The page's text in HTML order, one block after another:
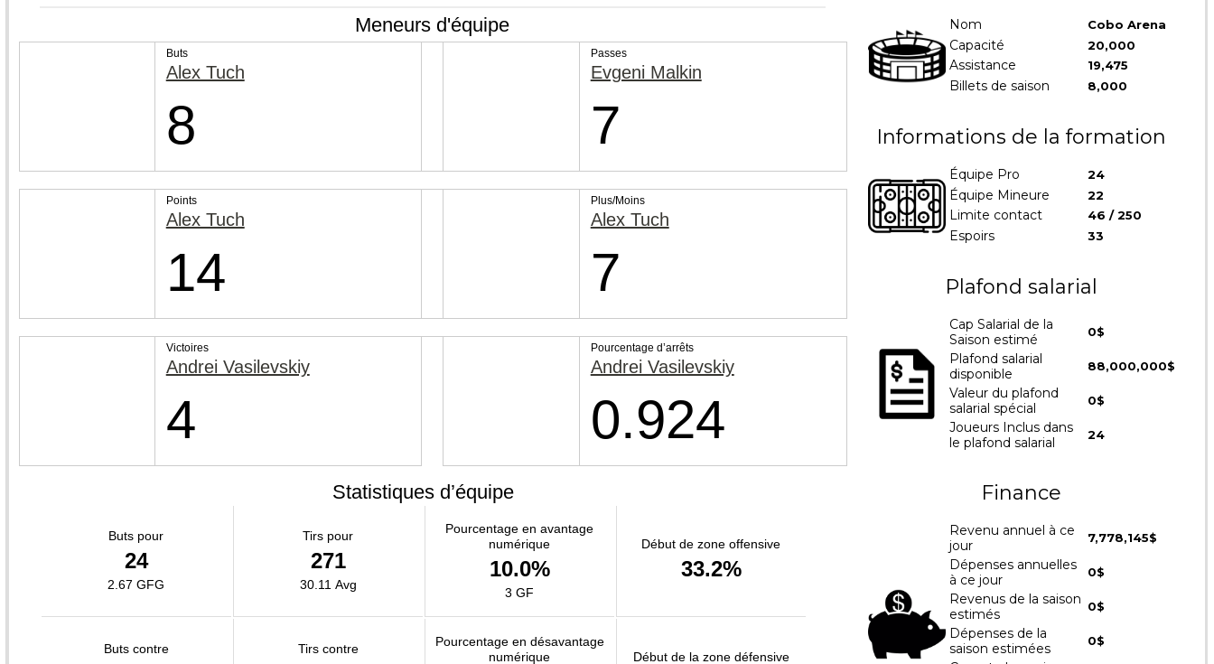
Meneurs d'équipe
Buts
Alex Tuch
8
Passes
Evgeni Malkin
7
Points
Alex Tuch
14
Plus/Moins
Alex Tuch
7
Victoires
Andrei Vasilevskiy
4
Pourcentage d’arrêts
Andrei Vasilevskiy
0.924
Statistiques d’équipe
Buts pour
24
2.67 GFG
Tirs pour
271
30.11 Avg
Pourcentage en avantage
numérique
10.0%
3 GF
Début de zone offensive
33.2%
Buts contre Tirs contre
Pourcentage en désavantage
numérique
Début de la zone défensive
Nom Cobo Arena
Capacité 20,000
Assistance 19,475
Billets de saison 8,000
Informations de la formation
Équipe Pro 24
Équipe Mineure 22
Limite contact 46 / 250
Espoirs 33
Plafond salarial
Cap Salarial de la
Saison estimé
0$
Plafond salarial
disponible
88,000,000$
Valeur du plafond
salarial spécial
0$
Joueurs Inclus dans
le plafond salarial
24
Finance
Revenu annuel à ce
jour
7,778,145$
Dépenses annuelles
à ce jour
0$
Revenus de la saison
estimés
0$
Dépenses de la
saison estimées
0$